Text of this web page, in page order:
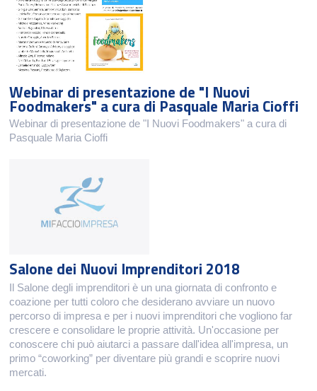
Webinar di presentazione de "I Nuovi
Foodmakers" a cura di Pasquale Maria Cioffi
Webinar di presentazione de "I Nuovi Foodmakers" a cura di
Pasquale Maria Cioffi
Salone dei Nuovi Imprenditori 2018
Il Salone degli imprenditori è un una giornata di confronto e
coazione per tutti coloro che desiderano avviare un nuovo
percorso di impresa e per i nuovi imprenditori che vogliono far
crescere e consolidare le proprie attività. Un'occasione per
conoscere chi può aiutarci a passare dall'idea all'impresa, un
primo “coworking” per diventare più grandi e scoprire nuovi
mercati.